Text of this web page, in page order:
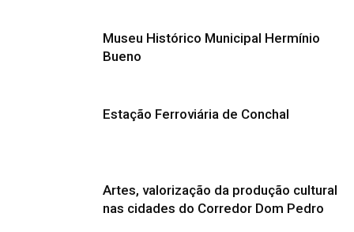
Museu Histórico Municipal Hermínio
Bueno
Estação Ferroviária de Conchal
Artes, valorização da produção cultural
nas cidades do Corredor Dom Pedro